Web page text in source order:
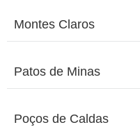
Montes Claros
Patos de Minas
Poços de Caldas